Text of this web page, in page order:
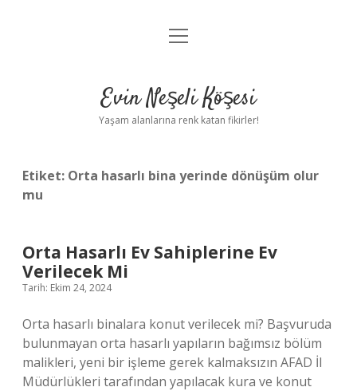
Anasayfa
Yasal Uyarı
menüyü
Evin Neşeli Köşesi
Yaşam alanlarına renk katan fikirler!
Etiket: Orta hasarlı bina yerinde dönüşüm olur
mu
Orta Hasarlı Ev Sahiplerine Ev
Verilecek Mi
Tarih: Ekim 24, 2024
Orta hasarlı binalara konut verilecek mi? Başvuruda
bulunmayan orta hasarlı yapıların bağımsız bölüm
malikleri, yeni bir işleme gerek kalmaksızın AFAD İl
Müdürlükleri tarafından yapılacak kura ve konut